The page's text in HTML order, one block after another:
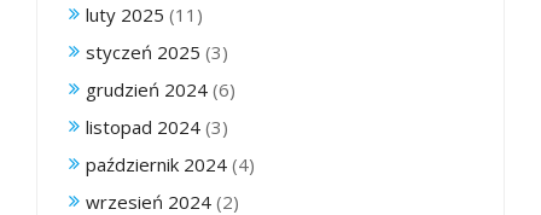
luty 2025 (11)
styczeń 2025 (3)
grudzień 2024 (6)
listopad 2024 (3)
październik 2024 (4)
wrzesień 2024 (2)